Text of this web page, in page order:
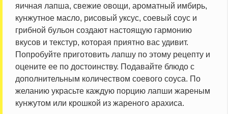
яичная лапша, свежие овощи, ароматный имбирь,
кунжутное масло, рисовый уксус, соевый соус и
грибной бульон создают настоящую гармонию
вкусов и текстур, которая приятно вас удивит.
Попробуйте приготовить лапшу по этому рецепту и
оцените ее по достоинству. Подавайте блюдо с
дополнительным количеством соевого соуса. По
желанию украсьте каждую порцию лапши жареным
кунжутом или крошкой из жареного арахиса.